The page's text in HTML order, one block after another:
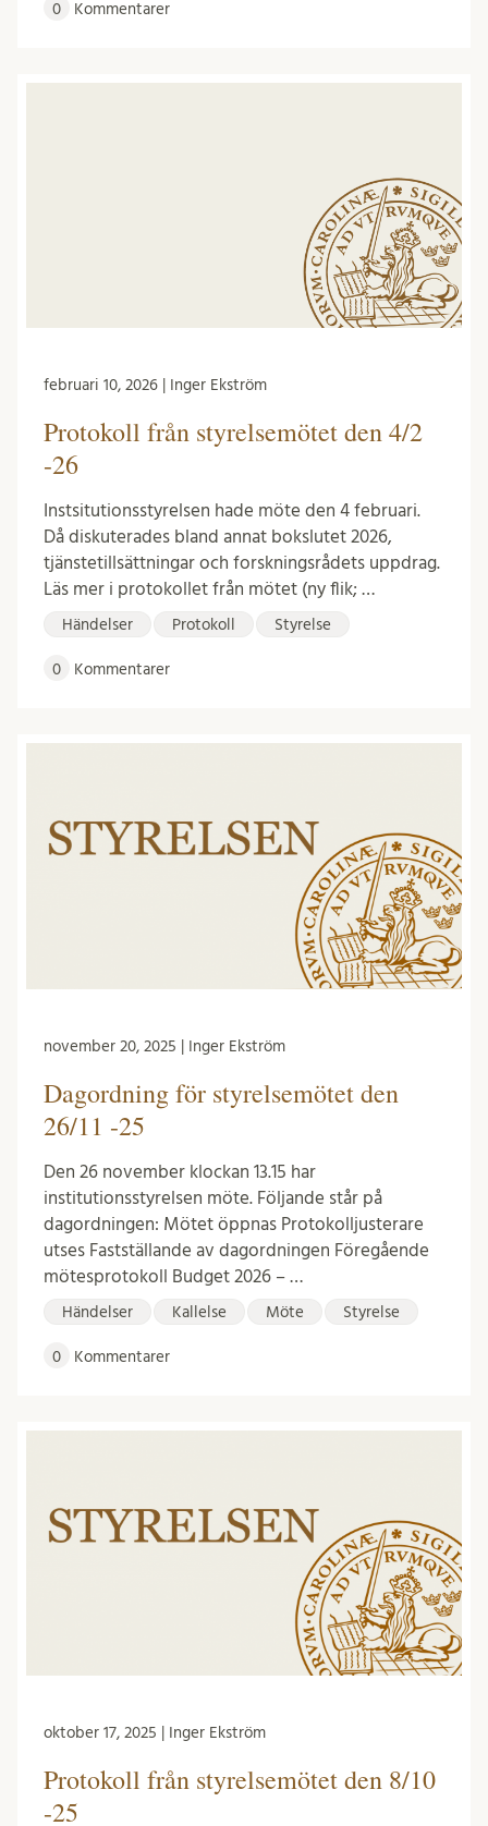
0 Kommentarer
februari 10, 2026 | Inger Ekström
Protokoll från styrelsemötet den 4/2
-26
Instsitutionsstyrelsen hade möte den 4 februari.
Då diskuterades bland annat bokslutet 2026,
tjänstetillsättningar och forskningsrådets uppdrag.
Läs mer i protokollet från mötet (ny flik; …
Händelser Protokoll Styrelse
0 Kommentarer
november 20, 2025 | Inger Ekström
Dagordning för styrelsemötet den
26/11 -25
Den 26 november klockan 13.15 har
institutionsstyrelsen möte. Följande står på
dagordningen: Mötet öppnas Protokolljusterare
utses Fastställande av dagordningen Föregående
mötesprotokoll Budget 2026 – …
Händelser Kallelse Möte Styrelse
0 Kommentarer
oktober 17, 2025 | Inger Ekström
Protokoll från styrelsemötet den 8/10
-25